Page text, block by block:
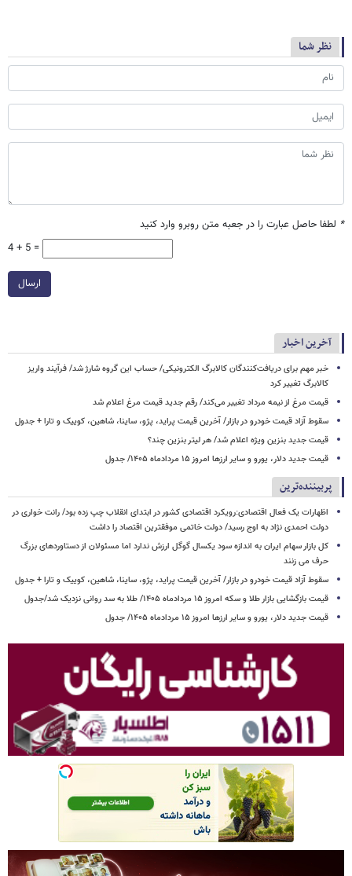
نظر شما
* لطفا حاصل عبارت را در جعبه متن روبرو وارد کنید
4 + 5 =
ارسال
آخرین اخبار
خبر مهم برای دریافت‌کنندگان کالابرگ الکترونیکی/ حساب این گروه شارژ شد/ فرآیند واریز
کالابرگ تغییر کرد
قیمت مرغ از نیمه مرداد تغییر می‌کند/ رقم جدید قیمت مرغ اعلام شد
سقوط آزاد قیمت خودرو در بازار/ آخرین قیمت پراید، پژو، ساینا، شاهین، کوییک و تارا + جدول
قیمت جدید بنزین ویژه اعلام شد/ هر لیتر بنزین چند؟
قیمت جدید دلار، یورو و سایر ارزها امروز ۱۵ مردادماه ۱۴۰۵/ جدول
پربیننده‌ترین
اظهارات یک فعال اقتصادی:رویکرد اقتصادی کشور در ابتدای انقلاب چپ زده بود/ رانت خواری در
دولت احمدی نژاد به اوج رسید/ دولت خاتمی موفقترین اقتصاد را داشت
کل بازار سهام ایران به اندازه سود یکسال گوگل ارزش ندارد اما مسئولان از دستاوردهای بزرگ
حرف می زنند
سقوط آزاد قیمت خودرو در بازار/ آخرین قیمت پراید، پژو، ساینا، شاهین، کوییک و تارا + جدول
قیمت بازگشایی بازار طلا و سکه امروز ۱۵ مردادماه ۱۴۰۵/ طلا به سد روانی نزدیک شد/جدول
قیمت جدید دلار، یورو و سایر ارزها امروز ۱۵ مردادماه ۱۴۰۵/ جدول